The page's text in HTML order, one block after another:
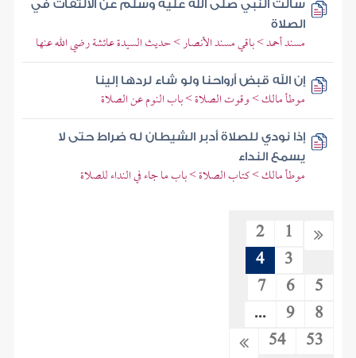
سألت النبي صلى الله عليه وسلم عن الالتفات في
الصلاة
مسند أحمد > باقي مسند الأنصار > حديث السيدة عائشة رضي الله عنها
إن الله قبض أرواحنا ولو شاء لردها إلينا
موطأ مالك > وقوت الصلاة > باب النوم عن الصلاة
إذا نودي للصلاة أدبر الشيطان له ضراط حتى لا
يسمع النداء
موطأ مالك > كتاب الصلاة > باب ما جاء في النداء للصلاة
1
2
3
4
5
6
7
8
9
...
53
54